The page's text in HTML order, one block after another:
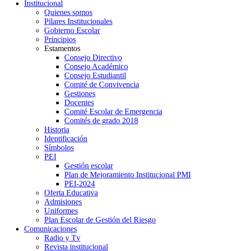
Institucional
Quienes somos
Pilares Institucionales
Gobierno Escolar
Principios
Estamentos
Consejo Directivo
Consejo Académico
Consejo Estudiantil
Comité de Convivencia
Gestiones
Docentes
Comité Escolar de Emergencia
Comités de grado 2018
Historia
Identificación
Símbolos
PEI
Gestión escolar
Plan de Mejoramiento Institucional PMI
PEI-2024
Oferta Educativa
Admisiones
Uniformes
Plan Escolar de Gestión del Riesgo
Comunicaciones
Radio y Tv
Revista institucional